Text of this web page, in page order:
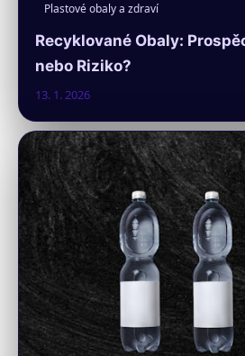
Plastové obaly a zdraví
Recyklované Obaly:
nebo Riziko?
13. 1. 2026